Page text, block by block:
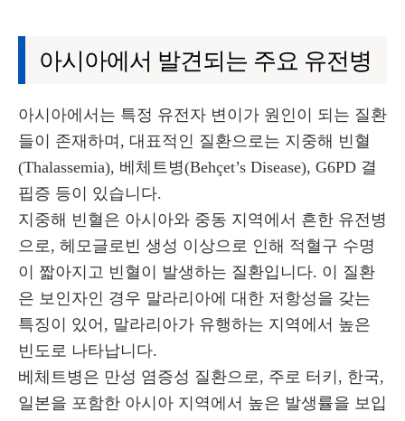
아시아에서 발견되는 주요 유전병
아시아에서는 특정 유전자 변이가 원인이 되는 질환
들이 존재하며, 대표적인 질환으로는 지중해 빈혈
(Thalassemia), 베체트병(Behçet’s Disease), G6PD 결
핍증 등이 있습니다.
지중해 빈혈은 아시아와 중동 지역에서 흔한 유전병
으로, 헤모글로빈 생성 이상으로 인해 적혈구 수명
이 짧아지고 빈혈이 발생하는 질환입니다. 이 질환
은 보인자인 경우 말라리아에 대한 저항성을 갖는
특징이 있어, 말라리아가 유행하는 지역에서 높은
빈도로 나타납니다.
베체트병은 만성 염증성 질환으로, 주로 터키, 한국,
일본을 포함한 아시아 지역에서 높은 발생률을 보입